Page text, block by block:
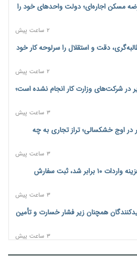
مسکن اجاره‌ای؛ دولت واحدهای خود را
۲ ساعت پیش
دقت و استقلال را سرلوحه کار خود
۲ ساعت پیش
صلاحیت ۱۹۴۱ مدیر در شرکت‌های وزارت کار انجام نشده است؛
۳ ساعت پیش
اوج خشکسالی؛ تراز تجاری به چه
۳ ساعت پیش
موبایل گران می‌شود؟ هزینه واردات ۱۰ برابر شد، ثبت سفارش
۳ ساعت پیش
همچنان زیر فشار خسارت و تأمین
۳ ساعت پیش
خرد؛ چگونه «عددسازی» بازار